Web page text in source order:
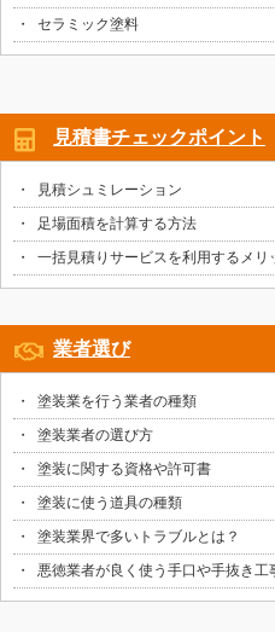
セラミック塗料
見積書チェックポイント
見積シュミレーション
足場面積を計算する方法
一括見積りサービスを利用するメリ
業者選び
塗装業を行う業者の種類
塗装業者の選び方
塗装に関する資格や許可書
塗装に使う道具の種類
塗装業界で多いトラブルとは？
悪徳業者が良く使う手口や手抜き工